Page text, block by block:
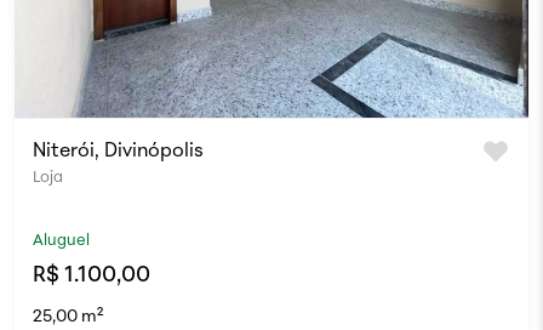
Niterói, Divinópolis
Loja
Aluguel
R$ 1.100,00
25,00 m²